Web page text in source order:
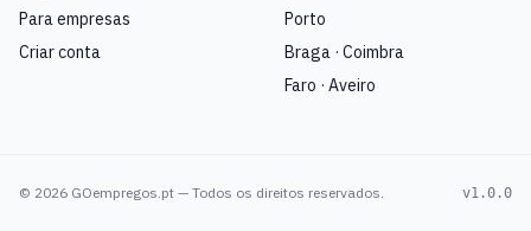
Para empresas
Criar conta
Porto
Braga · Coimbra
Faro · Aveiro
© 2026 GOempregos.pt — Todos os direitos reservados. v1.0.0